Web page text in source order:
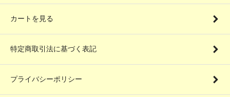
カートを見る
特定商取引法に基づく表記
プライバシーポリシー